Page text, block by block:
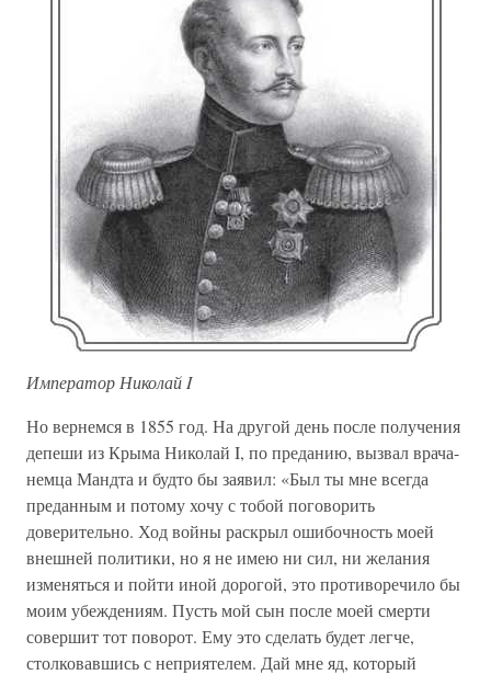
Император Николай I
Но вернемся в 1855 год. На другой день после получения
депеши из Крыма Николай I, по преданию, вызвал врача-
немца Мандта и будто бы заявил: «Был ты мне всегда
преданным и потому хочу с тобой поговорить
доверительно. Ход войны раскрыл ошибочность моей
внешней политики, но я не имею ни сил, ни желания
изменяться и пойти иной дорогой, это противоречило бы
моим убеждениям. Пусть мой сын после моей смерти
совершит тот поворот. Ему это сделать будет легче,
столковавшись с неприятелем. Дай мне яд, который